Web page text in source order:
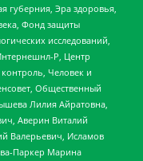
губерния, Эра здоровья,
Фонд защиты
исследований,
Р, Центр
Человек и
Общественный
Лилия Айратовна,
Аверин Виталий
Валерьевич, Исламов
Паркер Марина